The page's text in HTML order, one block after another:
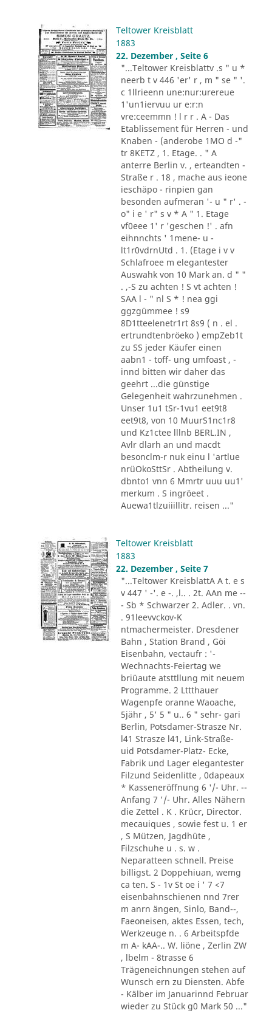
Teltower Kreisblatt
1883
22. Dezember , Seite 6
"...Teltower Kreisblattv .s " u *
neerb t v 446 'er' r , m " se " '.
c 1llrieenn une:nur:urereue
1'un1iervuu ur e:r:n
vre:ceemmn ! l r r . A - Das
Etablissement für Herren - und
Knaben - (anderobe 1MO d -"
tr 8KETZ , 1. Etage. . " A
anterre Berlin v. , erteandten -
Straße r . 18 , mache aus ieone
ieschäpo - rinpien gan
besonden aufmeran '- u " r' . -
o" i e ' r" s v * A " 1. Etage
vf0eee 1' r 'geschen !' . afn
eihnnchts ' 1mene- u -
lt1r0vdrnUtd . 1. (Etage i v v
Schlafroee m elegantester
Auswahk von 10 Mark an. d " "
. ,-S zu achten ! S vt achten !
SAA l - " nl S * ! nea ggi
ggzgümmee ! s9
8D1tteelenetr1rt 8s9 ( n . el .
ertrundtenbröeko ) empZeb1t
zu SS jeder Käufer einen
aabn1 - toff- ung umfoast , -
innd bitten wir daher das
geehrt ...die günstige
Gelegenheit wahrzunehmen .
Unser 1u1 tSr-1vu1 eet9t8
eet9t8, von 10 MuurS1nc1r8
und Kz1ctee lllnb BERL.IN ,
Avlr dlarh an und macdt
besonclm-r nuk einu l 'artlue
nrüOkoSttSr . Abtheilung v.
dbnto1 vnn 6 Mmrtr uuu uu1'
merkum . S ingröeet .
Auewa1tlzuiiillitr. reisen ..."
Teltower Kreisblatt
1883
22. Dezember , Seite 7
"...Teltower KreisblattA A t. e s
v 447 ' -'. e -. ,l.. . 2t. AAn me --
- Sb * Schwarzer 2. Adler. . vn.
. 91leevvckov-K
ntmachermeister. Dresdener
Bahn , Station Brand , Göi
Eisenbahn, vectaufr : '-
Wechnachts-Feiertag we
briüaute atsttllung mit neuem
Programme. 2 Lttthauer
Wagenpfe oranne Waoache,
5jähr , 5' 5 " u.. 6 " sehr- gari
Berlin, Potsdamer-Strasze Nr.
l41 Strasze l41, Link-Straße-
uid Potsdamer-Platz- Ecke,
Fabrik und Lager elegantester
Filzund Seidenlitte , 0dapeaux
* Kasseneröffnung 6 '/- Uhr. --
Anfang 7 '/- Uhr. Alles Nähern
die Zettel . K . Krücr, Director.
mecauiques , sowie fest u. 1 er
, S Mützen, Jagdhüte ,
Filzschuhe u . s. w .
Neparatteen schnell. Preise
billigst. 2 Doppehiuan, wemg
ca ten. S - 1v St oe i ' 7 <7
eisenbahnschienen nnd 7rer
m anrn ängen, Sinlo, Band--,
Faeoneisen, aktes Essen, tech,
Werkzeuge n. . 6 Arbeitspfde
m A- kAA-.. W. liöne , Zerlin ZW
, lbelm - 8trasse 6
Trägeneichnungen stehen auf
Wunsch ern zu Diensten. Abfe
- Kälber im Januarinnd Februar
wieder zu Stück g0 Mark 50 ..."